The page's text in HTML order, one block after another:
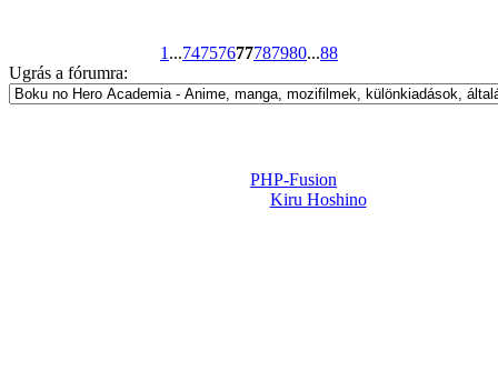
1 ...74757677787980...88
Ugrás a fórumra:
PHP-Fusion
Kiru Hoshino